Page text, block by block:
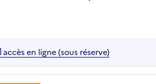
accès en ligne (sous réserve)